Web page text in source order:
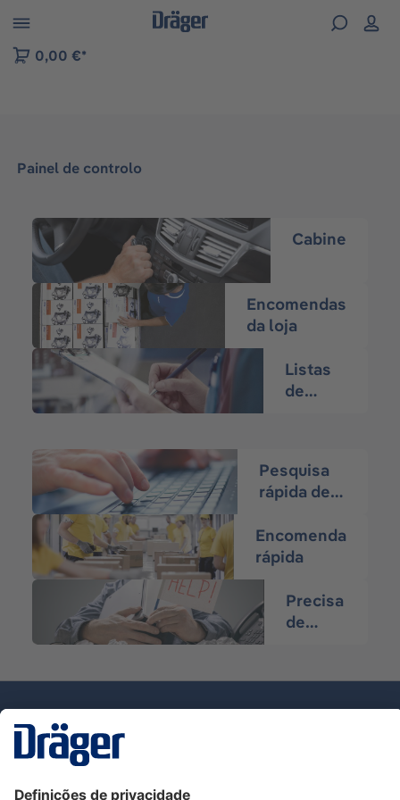
to B2B platform navigation
0,00 €*
Painel de controlo
Cabine
Encomendas
da loja
Listas
de
Pesquisa
rápida de
Encomenda
rápida
Precisa
de
Serviço de Apoio ao Cliente Dräger